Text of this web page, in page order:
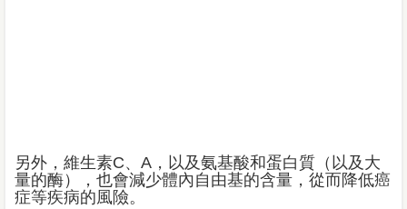
另外，維生素C、A，以及氨基酸和蛋白質（以及大
量的酶），也會減少體內自由基的含量，從而降低癌
症等疾病的風險。